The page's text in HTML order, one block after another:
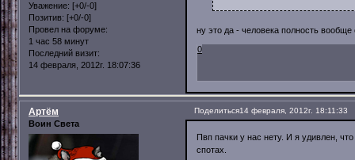
Уважение: [+0/-0]
Позитив: [+0/-0]
Провел на форуме:
1 час 58 минут
Последний визит:
14 февраля, 2012г. 18:07:36
ну это да - человека полность
0
Поделиться14 февраля, 2012г. 18:11:33
Артём
Воин Света
Пвп пачки у нас нету. И я удивлен,
спотах.